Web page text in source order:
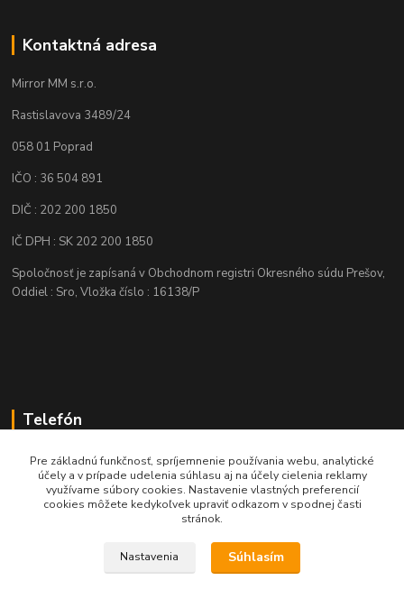
Kontaktná adresa
Mirror MM s.r.o.
Rastislavova 3489/24
058 01 Poprad
IČO : 36 504 891
DIČ : 202 200 1850
IČ DPH : SK 202 200 1850
Spoločnosť je zapísaná v Obchodnom registri Okresného súdu Prešov,
Oddiel : Sro, Vložka číslo : 16138/P
Telefón
+421 905 622 625
obchod@nozeplus.sk
Pre základnú funkčnosť, spríjemnenie používania webu, analytické
účely a v prípade udelenia súhlasu aj na účely cielenia reklamy
využívame súbory cookies. Nastavenie vlastných preferencií
cookies môžete kedykoľvek upraviť odkazom v spodnej časti
stránok.
Nastavenia Súhlasím